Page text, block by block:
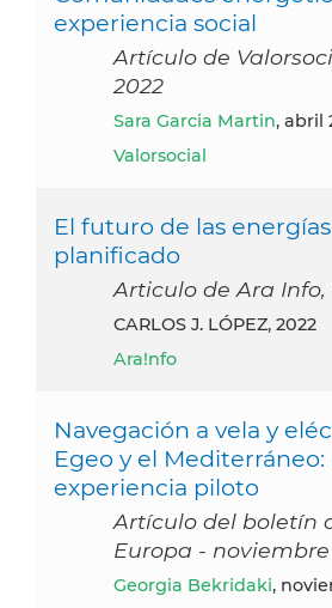
experiencia social
Artículo de
2022
Sara Garcia Martin, abril
Valorsocial
El futuro de las
planificado
Articulo de Ara Info,
CARLOS J. LÓPEZ, 2022
Ara!nfo
Navegación a vela y
Egeo y el Mediterráneo:
experiencia piloto
Artículo del boletín
Europa - noviembre
Georgia Bekridaki,